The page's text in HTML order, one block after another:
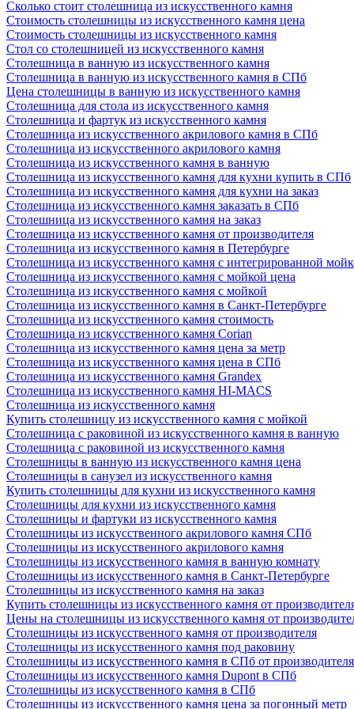
Сколько стоит столешница из искусственного камня
Стоимость столешницы из искусственного камня цена
Стоимость столешницы из искусственного камня
Стол со столешницей из искусственного камня
Столешница в ванную из искусственного камня
Столешница в ванную из искусственного камня в СПб
Цена столешницы в ванную из искусственного камня
Столешница для стола из искусственного камня
Столешница и фартук из искусственного камня
Столешница из искусственного акрилового камня в СПб
Столешница из искусственного акрилового камня
Столешница из искусственного камня в ванную
Столешница из искусственного камня для кухни купить в СПб
Столешница из искусственного камня для кухни на заказ
Столешница из искусственного камня заказать в СПб
Столешница из искусственного камня на заказ
Столешница из искусственного камня от производителя
Столешница из искусственного камня в Петербурге
Столешница из искусственного камня с интегрированной
Столешница из искусственного камня с мойкой цена
Столешница из искусственного камня с мойкой
Столешница из искусственного камня в Санкт-Петербурге
Столешница из искусственного камня стоимость
Столешница из искусственного камня Сorian
Столешница из искусственного камня цена за метр
Столешница из искусственного камня цена в СПб
Столешница из искусственного камня Grandex
Столешница из искусственного камня HI-MACS
Столешница из искусственного камня
Купить столешницу из искусственного камня с мойкой
Столешница с раковиной из искусственного камня в ванную
Столешница с раковиной из искусственного камня
Столешницы в ванную из искусственного камня цена
Столешницы в санузел из искусственного камня
Купить столешницы для кухни из искусственного камня
Столешницы для кухни из искусственного камня
Столешницы и фартуки из искусственного камня
Столешницы из искусственного акрилового камня СПб
Столешницы из искусственного акрилового камня
Столешницы из искусственного камня в ванную комнату
Столешницы из искусственного камня в Санкт-Петербурге
Столешницы из искусственного камня на заказ
Купить столешницы из искусственного камня от
Цены на столешницы из искусственного камня от
Столешницы из искусственного камня от производителя
Столешницы из искусственного камня под раковину
Столешницы из искусственного камня в СПб от производителя
Столешницы из искусственного камня Dupont в СПб
Столешницы из искусственного камня в СПб
Столешницы из искусственного камня цена за погонный метр